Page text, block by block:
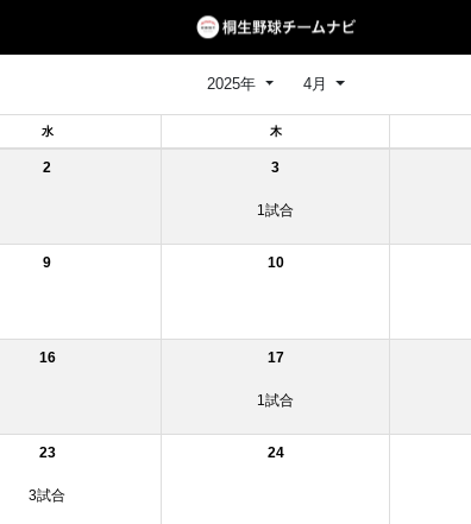
2025年 4月
水 木
2 3
1試合
9 10
16 17
1試合
23
3試合
24